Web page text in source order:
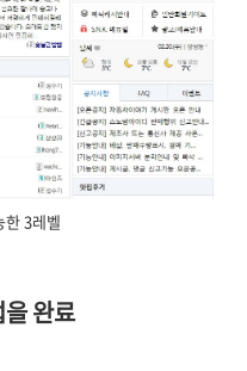
한 3레벨
완료